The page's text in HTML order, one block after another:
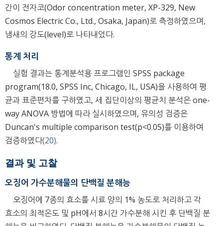
간이 전자코(Odor concentration meter, XP-329, New
Cosmos Electric Co., Ltd., Osaka, Japan)로 측정하였으며,
냄새의 강도(level)로 나타내었다.
통계 처리
실험 결과는 통계분석용 프로그램인 SPSS package
program(18.0, SPSS Inc, Chicago, IL, USA)을 사용하여 평
균과 표준편차를 구하였고, 세 집단이상의 평균치 분석은 one-
way ANOVA 방법에 따라 실시하였으며, 유의성 검증은
Duncan's multiple comparison test(p<0.05)를 이용하여
검증하였다(20).
결과 및 고찰
오징어 가수분해물의 단백질 분해능
오징어에 7종의 효소를 시료 양의 1% 농도로 처리하고 각
효소의 최적온도 및 pH에서 8시간 가수분해 시킨 후 단백질 분